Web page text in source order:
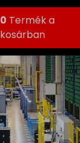
0 Termék a
kosárban